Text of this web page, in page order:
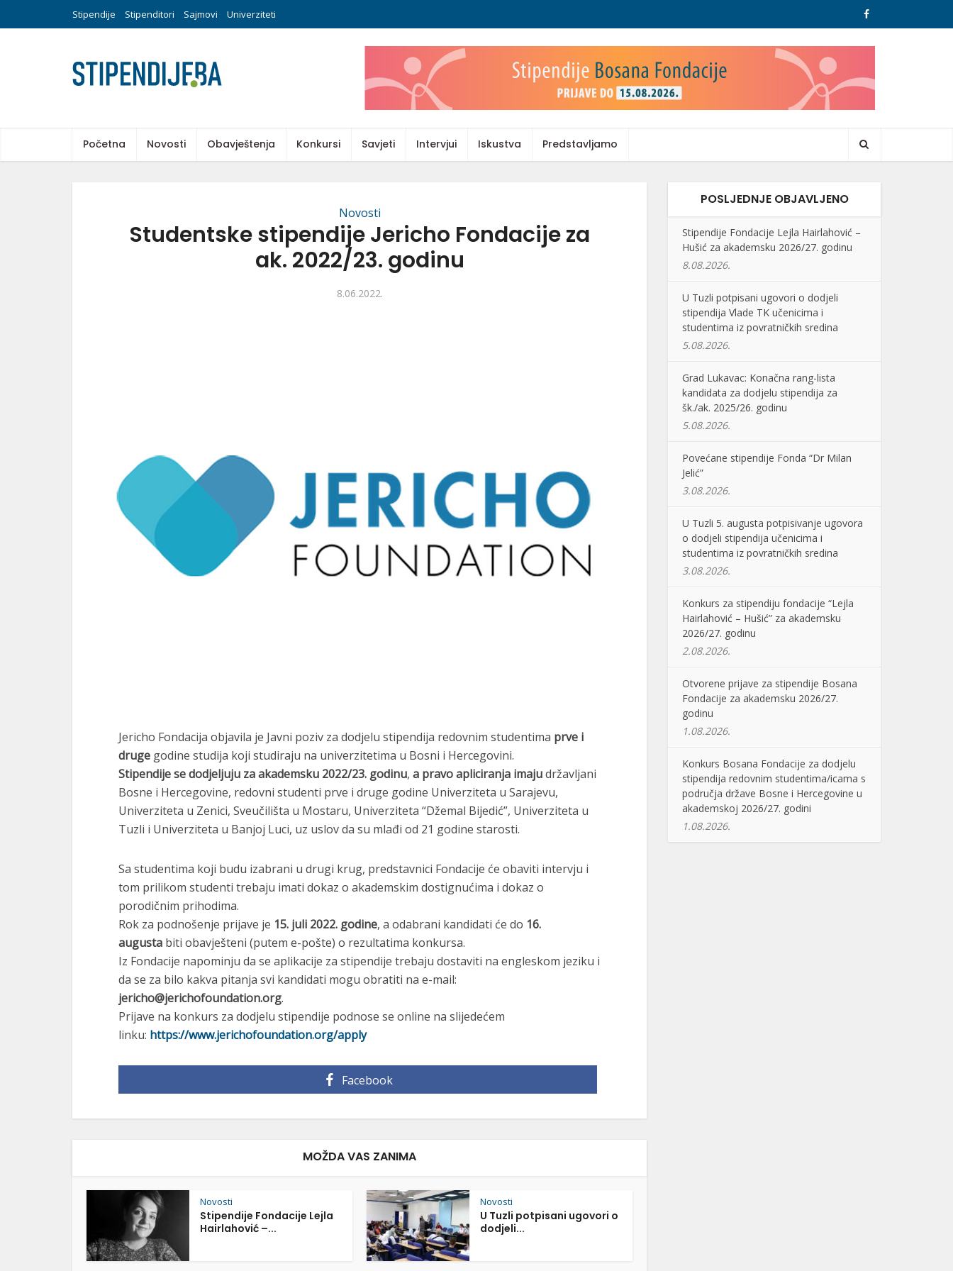
Stipendije Stipenditori Sajmovi Univerziteti
Početna Novosti Obavještenja Konkursi Savjeti Intervjui Iskustva Predstavljamo
Novosti
Studentske stipendije Jericho Fondacije za
ak. 2022/23. godinu
8.06.2022.
Jericho Fondacija objavila je Javni poziv za dodjelu stipendija redovnim studentima prve i
druge godine studija koji studiraju na univerzitetima u Bosni i Hercegovini.
Stipendije se dodjeljuju za akademsku 2022/23. godinu, a pravo apliciranja imajudržavljani
Bosne i Hercegovine, redovni studenti prve i druge godine Univerziteta u Sarajevu,
Univerziteta u Zenici, Sveučilišta u Mostaru, Univerziteta “Džemal Bijedić”, Univerziteta u
Tuzli i Univerziteta u Banjoj Luci, uz uslov da su mlađi od 21 godine starosti.
Sa studentima koji budu izabrani u drugi krug, predstavnici Fondacije će obaviti intervju i
tom prilikom studenti trebaju imati dokaz o akademskim dostignućima i dokaz o
porodičnim prihodima.
Rok za podnošenje prijave je 15. juli 2022. godine, a odabrani kandidati će do 16.
augusta biti obavješteni (putem e-pošte) o rezultatima konkursa.
Iz Fondacije napominju da se aplikacije za stipendije trebaju dostaviti na engleskom jeziku i
da se za bilo kakva pitanja svi kandidati mogu obratiti na e-mail:
jericho@jerichofoundation.org.
Prijave na konkurs za dodjelu stipendije podnose se online na slijedećem
linku: https://www.jerichofoundation.org/apply
Facebook
MOŽDA VAS ZANIMA
Novosti
Stipendije Fondacije Lejla
Hairlahović –...
Novosti
U Tuzli potpisani ugovori o
dodjeli...
POSLJEDNJE OBJAVLJENO
Stipendije Fondacije Lejla Hairlahović –
Hušić za akademsku 2026/27. godinu
8.08.2026.
U Tuzli potpisani ugovori o dodjeli
stipendija Vlade TK učenicima i
studentima iz povratničkih sredina
5.08.2026.
Grad Lukavac: Konačna rang-lista
kandidata za dodjelu stipendija za
šk./ak. 2025/26. godinu
5.08.2026.
Povećane stipendije Fonda “Dr Milan
Jelić”
3.08.2026.
U Tuzli 5. augusta potpisivanje ugovora
o dodjeli stipendija učenicima i
studentima iz povratničkih sredina
3.08.2026.
Konkurs za stipendiju fondacije “Lejla
Hairlahović – Hušić” za akademsku
2026/27. godinu
2.08.2026.
Otvorene prijave za stipendije Bosana
Fondacije za akademsku 2026/27.
godinu
1.08.2026.
Konkurs Bosana Fondacije za dodjelu
stipendija redovnim studentima/icama s
područja države Bosne i Hercegovine u
akademskoj 2026/27. godini
1.08.2026.